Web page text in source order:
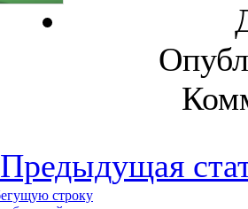
Предыдущая